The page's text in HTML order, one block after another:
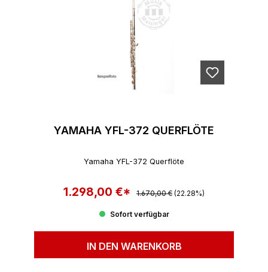
YAMAHA YFL-372 QUERFLÖTE
Yamaha YFL-372 Querflöte
Verkaufspreis:
1.298,00 €* Regulärer Preis:
1.670,00 € (22.28%)
Sofort verfügbar
IN DEN WARENKORB